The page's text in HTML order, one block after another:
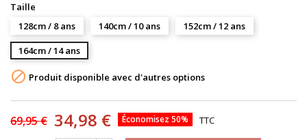
Taille
128cm / 8 ans
140cm / 10 ans
152cm / 12 ans
164cm / 14 ans
 Produit disponible avec d'autres options
69,95 € 34,98 € Économisez 50% TTC